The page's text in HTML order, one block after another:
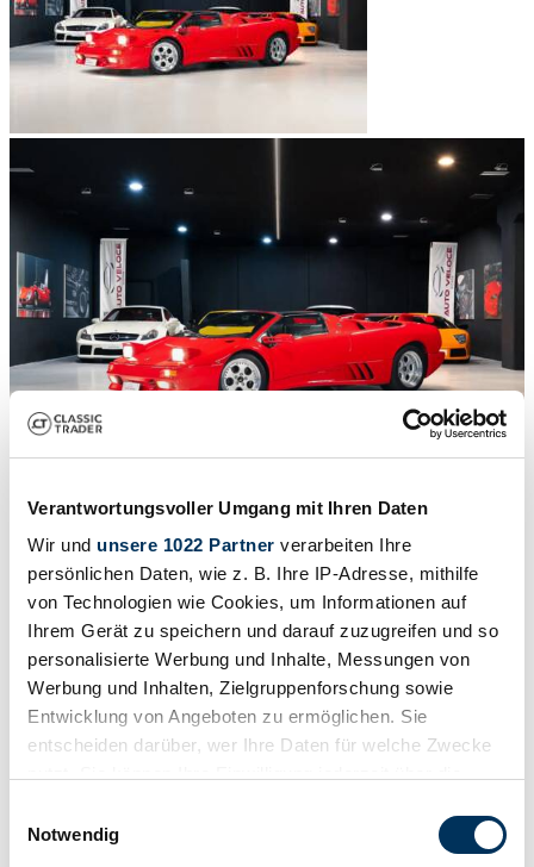
Verantwortungsvoller Umgang mit Ihren Daten
Wir und unsere 1022 Partner verarbeiten Ihre
persönlichen Daten, wie z. B. Ihre IP-Adresse, mithilfe
von Technologien wie Cookies, um Informationen auf
Ihrem Gerät zu speichern und darauf zuzugreifen und so
personalisierte Werbung und Inhalte, Messungen von
Werbung und Inhalten, Zielgruppenforschung sowie
Entwicklung von Angeboten zu ermöglichen. Sie
entscheiden darüber, wer Ihre Daten für welche Zwecke
Trigger Symbol ändern oder widerrufen
Notwendig
/15
1996 | Lamborghini Diablo
£557,180